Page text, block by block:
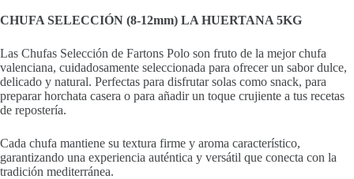
CHUFA SELECCIÓN (8-12mm) LA HUERTANA 5KG
Las Chufas Selección de Fartons Polo son fruto de la mejor chufa
valenciana, cuidadosamente seleccionada para ofrecer un sabor dulce,
delicado y natural. Perfectas para disfrutar solas como snack, para
preparar horchata casera o para añadir un toque crujiente a tus recetas
de repostería.
Cada chufa mantiene su textura firme y aroma característico,
garantizando una experiencia auténtica y versátil que conecta con la
tradición mediterránea.